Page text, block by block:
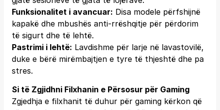
Funksionalitet i avancuar: Disa modele përfshijnë
kapakë dhe mbushës anti-rrëshqitje për përdorim
të sigurt dhe të lehtë.
Pastrimi i lehtë: Lavdishme për larje në lavastovilë,
duke e bërë mirëmbajtjen e tyre të thjeshtë dhe pa
stres.
Si të Zgjidhni Filxhanin e Përsosur për Gaming
Zgjedhja e filxhanit të duhur për gaming kërkon që